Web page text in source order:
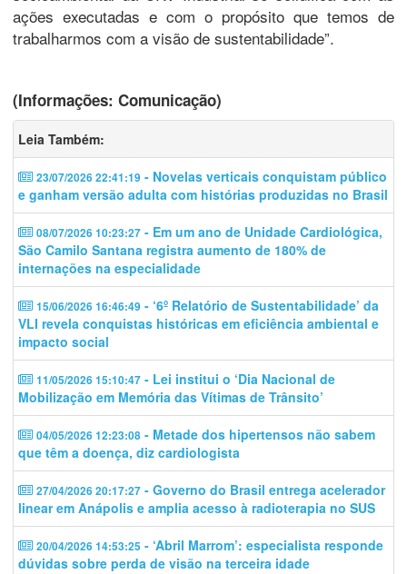
ações executadas e com o propósito que temos de
trabalharmos com a visão de sustentabilidade”.
(Informações: Comunicação)
Leia Também:
23/07/2026 22:41:19 - Novelas verticais conquistam público
e ganham versão adulta com histórias produzidas no Brasil
08/07/2026 10:23:27 - Em um ano de Unidade Cardiológica,
São Camilo Santana registra aumento de 180% de
internações na especialidade
15/06/2026 16:46:49 - ‘6º Relatório de Sustentabilidade’ da
VLI revela conquistas históricas em eficiência ambiental e
impacto social
11/05/2026 15:10:47 - Lei institui o ‘Dia Nacional de
Mobilização em Memória das Vítimas de Trânsito’
04/05/2026 12:23:08 - Metade dos hipertensos não sabem
que têm a doença, diz cardiologista
27/04/2026 20:17:27 - Governo do Brasil entrega acelerador
linear em Anápolis e amplia acesso à radioterapia no SUS
20/04/2026 14:53:25 - ‘Abril Marrom’: especialista responde
dúvidas sobre perda de visão na terceira idade